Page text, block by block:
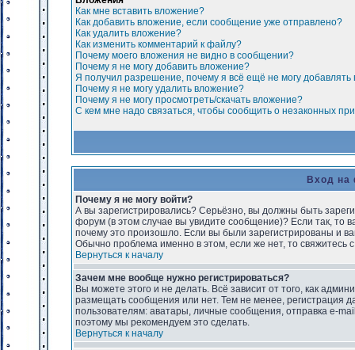
Как мне вставить вложение?
Как добавить вложение, если сообщение уже отправлено?
Как удалить вложение?
Как изменить комментарий к файлу?
Почему моего вложения не видно в сообщении?
Почему я не могу добавить вложение?
Я получил разрешение, почему я всё ещё не могу
Почему я не могу удалить вложение?
Почему я не могу просмотреть/скачать вложение?
С кем мне надо связаться, чтобы сообщить о незаконных
Вход на
Почему я не могу войти?
А вы зарегистрировались? Серьёзно, вы должны быть
форум (в этом случае вы увидите сообщение)? Если так, то
почему это произошло. Если вы были зарегистрированы и
Обычно проблема именно в этом, если же нет, то
Вернуться к началу
Зачем мне вообще нужно регистрироваться?
Вы можете этого и не делать. Всё зависит от того, как
размещать сообщения или нет. Тем не менее, регистрация
пользователям: аватары, личные сообщения, отправка e-
поэтому мы рекомендуем это сделать.
Вернуться к началу